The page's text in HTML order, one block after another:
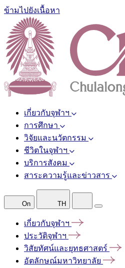
ข้ามไปยังเนื้อหา
เกี่ยวกับจุฬาฯ
การศึกษา
วิจัยและนวัตกรรม
ชีวิตในจุฬาฯ
บริการสังคม
สาระความรู้และข่าวสาร
On TH
เกี่ยวกับจุฬาฯ
ประวัติจุฬาฯ
วิสัยทัศน์และยุทธศาสตร์
อัตลักษณ์มหาวิทยาลัย